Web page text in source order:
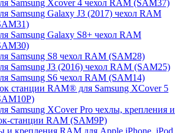
Samsung Xcover 4 чехол RAM (SAM37)
Samsung Galaxy J3 (2017) чехол RAM
Samsung Galaxy S8+ чехол RAM
Samsung S8 чехол RAM (SAM28)
Samsung J3 (2016) чехол RAM (SAM25)
Samsung S6 чехол RAM (SAM14)
станции RAM® для Samsung XCover 5
Samsung XCover Pro чехлы, крепления и
станции RAM (SAM9P)